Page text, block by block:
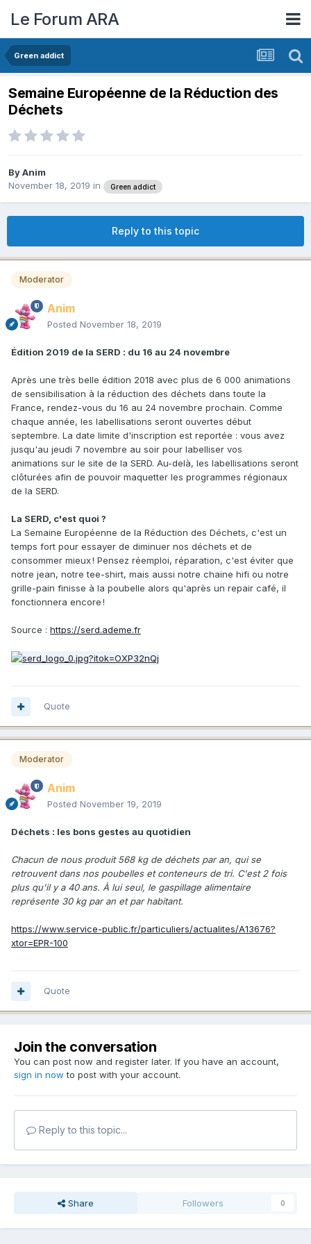
Le Forum ARA
Green addict
Semaine Européenne de la Réduction des
Déchets
ByAnim
November 18, 2019 in Green addict
Reply to this topic
Moderator
Anim
Posted November 18, 2019
Édition 2019 de la SERD : du 16 au 24 novembre
Après une très belle édition 2018 avec plus de 6 000 animations
de sensibilisation à la réduction des déchets dans toute la
France, rendez-vous du 16 au 24 novembre prochain. Comme
chaque année, les labellisations seront ouvertes début
septembre. La date limite d'inscription est reportée : vous avez
jusqu'au jeudi 7 novembre au soir pour labelliser vos
animations sur le site de la SERD. Au-delà, les labellisations seront
clôturées afin de pouvoir maquetter les programmes régionaux
de la SERD.
La SERD, c'est quoi ?
La Semaine Européenne de la Réduction des Déchets, c'est un
temps fort pour essayer de diminuer nos déchets et de
consommer mieux ! Pensez réemploi, réparation, c'est éviter que
notre jean, notre tee-shirt, mais aussi notre chaine hifi ou notre
grille-pain finisse à la poubelle alors qu'après un repair café, il
fonctionnera encore !
Source : https://serd.ademe.fr
Quote
Moderator
Anim
Posted November 19, 2019
Déchets : les bons gestes au quotidien
Chacun de nous produit 568 kg de déchets par an, qui se
retrouvent dans nos poubelles et conteneurs de tri. C'est 2 fois
plus qu'il y a 40 ans. À lui seul, le gaspillage alimentaire
représente 30 kg par an et par habitant.
https://www.service-public.fr/particuliers/actualites/A13676?
xtor=EPR-100
Quote
Join the conversation
You can post now and register later. If you have an account,
sign in now to post with your account.
Reply to this topic...
Share Followers 0